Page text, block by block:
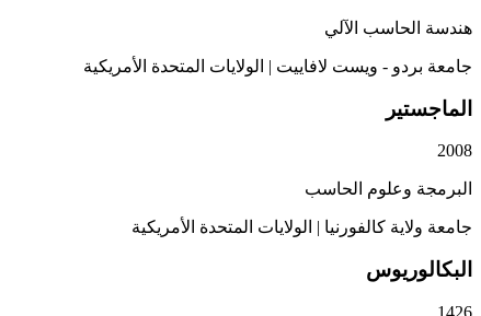
هندسة الحاسب الآلي
جامعة بردو - ويست لافاييت | الولايات المتحدة الأمريكية
الماجستير
2008
البرمجة وعلوم الحاسب
جامعة ولاية كالفورنيا | الولايات المتحدة الأمريكية
البكالوريوس
1426